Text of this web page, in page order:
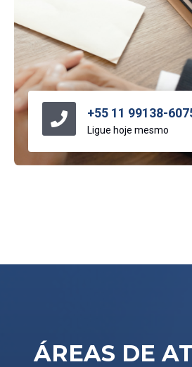
+55 11 99138-
Ligue hoje mesmo
ÁREAS DE